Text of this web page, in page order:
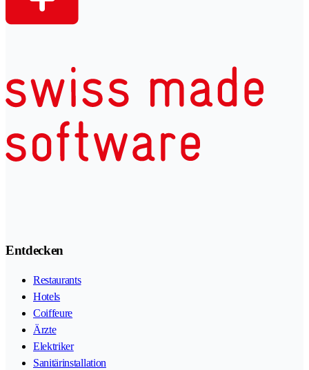
Entdecken
Restaurants
Hotels
Coiffeure
Ärzte
Elektriker
Sanitärinstallation